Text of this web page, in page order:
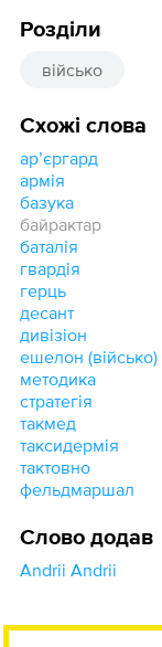
Розділи
військо
Схожі слова
арʼєргард
армія
базука
байрактар
баталія
гвардія
герць
десант
дивізіон
ешелон (військо)
методика
стратегія
такмед
таксидермія
тактовно
фельдмаршал
Слово додав
Andrii Andrii